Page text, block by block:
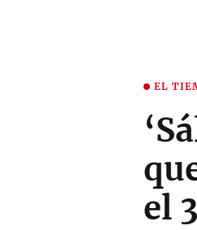
EL
el